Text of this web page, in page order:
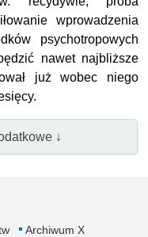
wprowadzenia
psychotropowych
nawet najbliższe
już wobec niego
↓
Archiwum X